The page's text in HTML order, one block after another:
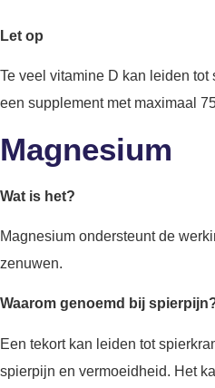
Let op
Te veel vitamine D kan leiden
een supplement met maximaal
Magnesium
Wat is het?
Magnesium ondersteunt de
zenuwen.
Waarom genoemd bij
Een tekort kan leiden tot
spierpijn en vermoeidheid. Het